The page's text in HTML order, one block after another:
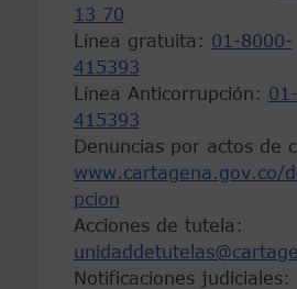
13 70
Línea gratuita: 01-8000-
415393
Línea Anticorrupción:
415393
Denuncias por actos de
www.cartagena.gov.co/
pcion
Acciones de tutela:
Notificaciones judiciales: